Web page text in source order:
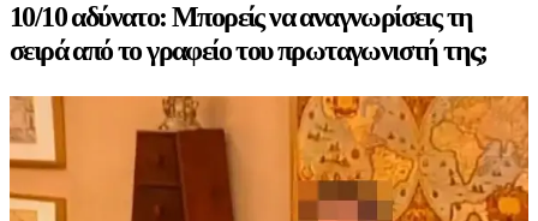
10/10 αδύνατο: Μπορείς να αναγνωρίσεις τη
σειρά από το γραφείο του πρωταγωνιστή της;